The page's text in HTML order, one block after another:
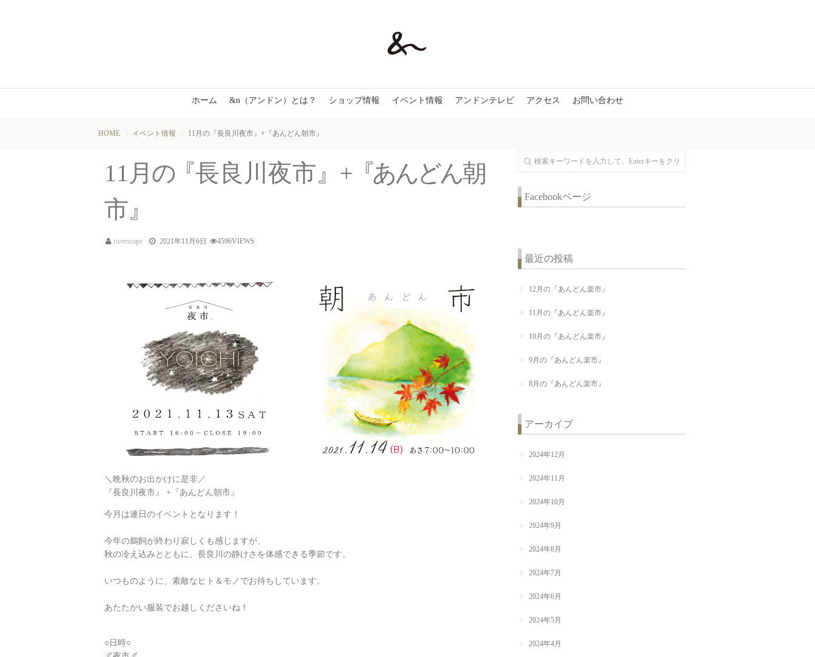
ホーム &n（アンドン）とは？ ショップ情報 イベント情報 アンドンテレビ アクセス お問い合わせ
HOME イベント情報 11月の『長良川夜市』+『あんどん朝市』
11 月 の『長良川夜市』 +『あんどん朝
市』
riverscape 2021年11月6日 4596VIEWS
＼晩秋のお出かけに是非／
『長良川夜市』 +『あんどん朝市』
今月は連日のイベントとなります！
今年の鵜飼が終わり寂しくも感じますが、
秋の冷え込みとともに、長良川の静けさを体感できる季節です。
いつものように、素敵なヒト＆モノでお待ちしています。
あたたかい服装でお越しくださいね！
○日時○
Facebookページ
最近の投稿
12月の『あんどん楽市』
11月の『あんどん楽市』
10月の『あんどん楽市』
9月の『あんどん楽市』
8月の『あんどん楽市』
アーカイブ
2024年12月
2024年11月
2024年10月
2024年9月
2024年8月
2024年7月
2024年6月
2024年5月
2024年4月